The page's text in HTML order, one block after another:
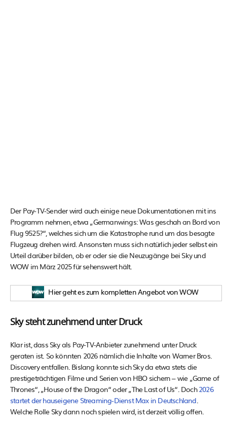
Der Pay-TV-Sender wird auch einige neue Dokumentationen mit ins
Programm nehmen, etwa „Germanwings: Was geschah an Bord von
Flug 9525?“, welches sich um die Katastrophe rund um das besagte
Flugzeug drehen wird. Ansonsten muss sich natürlich jeder selbst ein
Urteil darüber bilden, ob er oder sie die Neuzugänge bei Sky und
WOW im März 2025 für sehenswert hält.
Hier geht es zum kompletten Angebot von WOW
Sky steht zunehmend unter Druck
Klar ist, dass Sky als Pay-TV-Anbieter zunehmend unter Druck
geraten ist. So könnten 2026 nämlich die Inhalte von Warner Bros.
Discovery entfallen. Bislang konnte sich Sky da etwa stets die
prestigeträchtigen Filme und Serien von HBO sichern – wie „Game of
Thrones“, „House of the Dragon“ oder „The Last of Us“. Doch2026
startet der hauseigene Streaming-Dienst Max in Deutschland
Welche Rolle Sky dann noch spielen wird, ist derzeit völlig offen.